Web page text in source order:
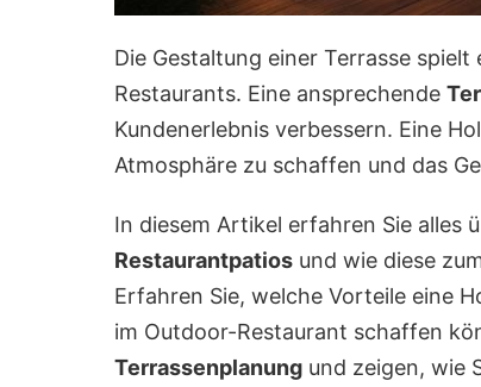
Die Gestaltung einer Terrasse
Restaurants. Eine ansprechende
Kundenerlebnis verbessern. Eine
Atmosphäre zu schaffen und das
In diesem Artikel erfahren Sie alles
Restaurantpatios und wie diese
Erfahren Sie, welche Vorteile eine
im Outdoor-Restaurant schaffen
Terrassenplanung und zeigen, wie